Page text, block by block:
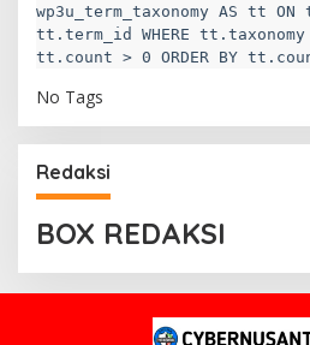
wp3u_term_taxonomy AS tt
tt.term_id WHERE
tt.count > 0 ORDER BY
No Tags
Redaksi
BOX REDAKSI